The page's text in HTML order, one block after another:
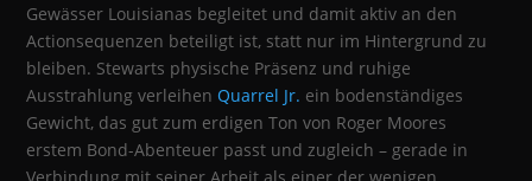
Gewässer Louisianas begleitet und damit aktiv an den
Actionsequenzen beteiligt ist, statt nur im Hintergrund zu
bleiben. Stewarts physische Präsenz und ruhige
Ausstrahlung verleihenQuarrel Jr. ein bodenständiges
Gewicht, das gut zum erdigen Ton von Roger Moores
erstem Bond-Abenteuer passt und zugleich – gerade in
Verbindung mit seiner Arbeit als einer der wenigen